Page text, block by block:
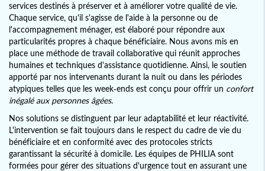
services destinés à préserver et à améliorer votre qualité de vie.
Chaque service, qu'il s'agisse de l'aide à la personne ou de
l'accompagnement ménager, est élaboré pour répondre aux
particularités propres à chaque bénéficiaire. Nous avons mis en
place une méthode de travail collaborative qui réunit approches
humaines et techniques d'assistance quotidienne. Ainsi, le soutien
apporté par nos intervenants durant la nuit ou dans les périodes
atypiques telles que les week-ends est conçu pour offrir un confort
inégalé aux personnes âgées.
Nos solutions se distinguent par leur adaptabilité et leur réactivité.
L'intervention se fait toujours dans le respect du cadre de vie du
bénéficiaire et en conformité avec des protocoles stricts
garantissant la sécurité à domicile. Les équipes de PHILIA sont
formées pour gérer des situations d'urgence tout en assurant une